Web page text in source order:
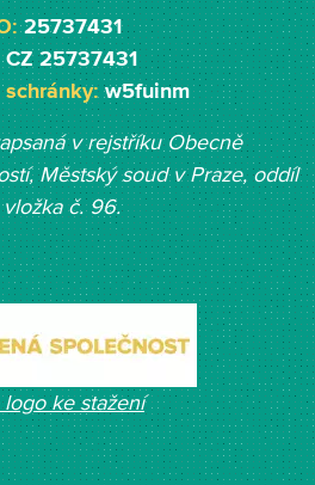
25737431
CZ 25737431
schránky:w5fuinm
v rejstříku Obecně
Městský soud v Praze, oddíl
vložka č. 96.
logo ke stažení